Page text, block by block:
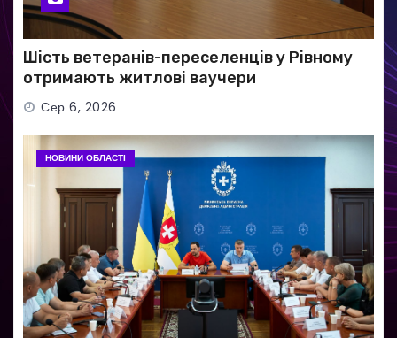
Шість ветеранів-переселенців у Рівному
отримають житлові ваучери
Сер 6, 2026
НОВИНИ ОБЛАСТІ